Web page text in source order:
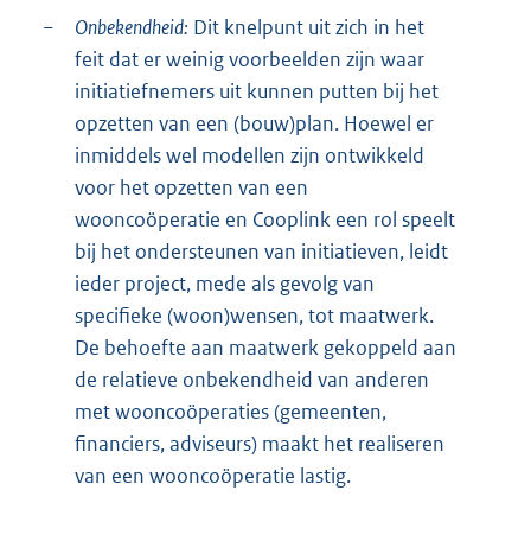
− Onbekendheid: Dit knelpunt uit zich in het
feit dat er weinig voorbeelden zijn waar
initiatiefnemers uit kunnen putten bij het
opzetten van een (bouw)plan. Hoewel er
inmiddels wel modellen zijn ontwikkeld
voor het opzetten van een
wooncoöperatie en Cooplink een rol speelt
bij het ondersteunen van initiatieven, leidt
ieder project, mede als gevolg van
specifieke (woon)wensen, tot maatwerk.
De behoefte aan maatwerk gekoppeld aan
de relatieve onbekendheid van anderen
met wooncoöperaties (gemeenten,
financiers, adviseurs) maakt het realiseren
van een wooncoöperatie lastig.